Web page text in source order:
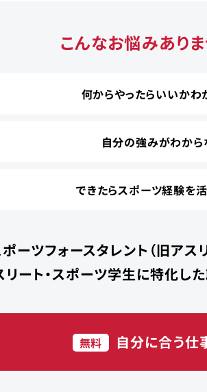
こんなお悩みあり
何からやったらいいかわ
自分の強みがわから
できたらスポーツ経験を
ーツフォースタレント（旧アス
リート・スポーツ学生に特化し
無料 自分に合う仕